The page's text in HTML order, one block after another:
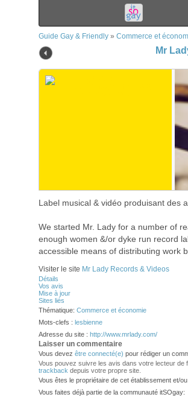
Guide Gay & Friendly » Commerce et
Mr
Label musical & vidéo produisant des
We started Mr. Lady for a number of
enough women &/or dyke run record
accessible means of distributing work
Visiter le site Mr Lady Records & Videos
Détails
Vos avis
Mise à jour
Sites liés
Thématique: Commerce et économie
Mots-clefs : lesbienne
Adresse du site : http://www.mrlady.com/
Laisser un commentaire
Vous devez être connecté(e) pour rédiger un
Vous pouvez suivre les avis dans votre lecteur de
trackback depuis votre propre site.
Vous êtes le propriétaire de cet établissement et/
Vous faites déjà partie de la communauté itSOgay: